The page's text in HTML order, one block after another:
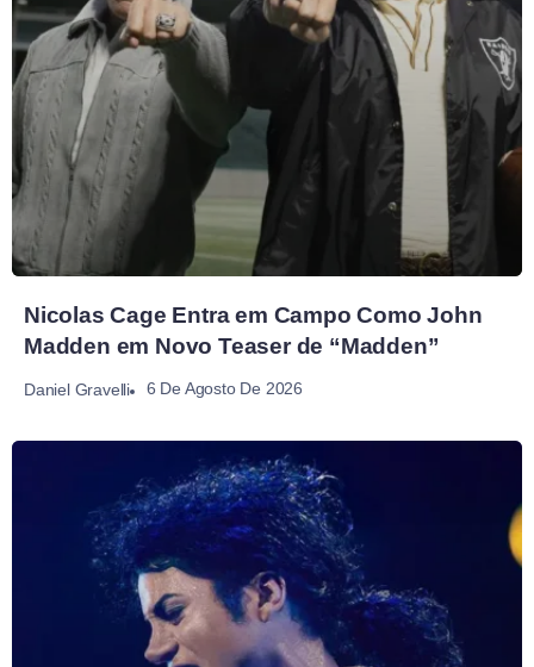
Nicolas Cage Entra em Campo Como John
Madden em Novo Teaser de “Madden”
Daniel Gravelli 6 De Agosto De 2026